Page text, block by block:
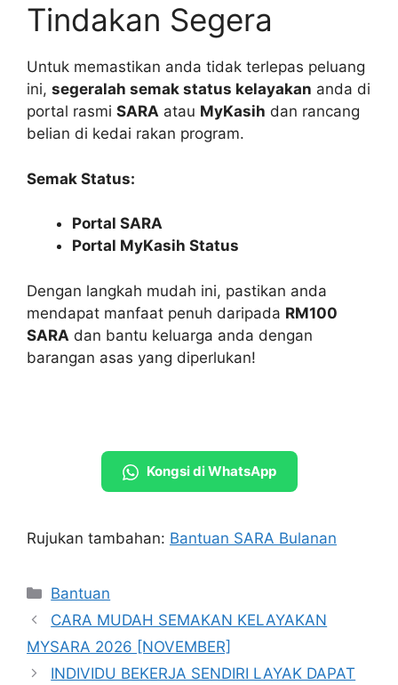
Tindakan Segera
Untuk memastikan anda tidak terlepas peluang
ini, segeralah semak status kelayakan anda di
portal rasmi SARA atau MyKasih dan rancang
belian di kedai rakan program.
Semak Status:
Portal SARA
Portal MyKasih Status
Dengan langkah mudah ini, pastikan anda
mendapat manfaat penuh daripada RM100
SARA dan bantu keluarga anda dengan
barangan asas yang diperlukan!
Kongsi di WhatsApp
Rujukan tambahan: Bantuan SARA Bulanan
Categories
Bantuan
CARA MUDAH SEMAKAN KELAYAKAN
MYSARA 2026 [NOVEMBER]
INDIVIDU BEKERJA SENDIRI LAYAK DAPAT